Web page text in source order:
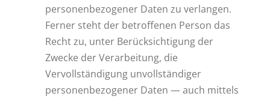
personenbezogener Daten zu verlangen.
Ferner steht der betroffenen Person das
Recht zu, unter Berücksichtigung der
Zwecke der Verarbeitung, die
Vervollständigung unvollständiger
personenbezogener Daten — auch mittels